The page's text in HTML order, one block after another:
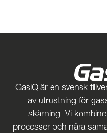
GasiQ är en svensk
av utrustning för
skärning. Vi
processer och nära